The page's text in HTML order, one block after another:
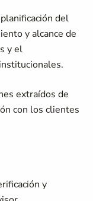
del
y alcance de
y el
extraídos de
con los clientes
y